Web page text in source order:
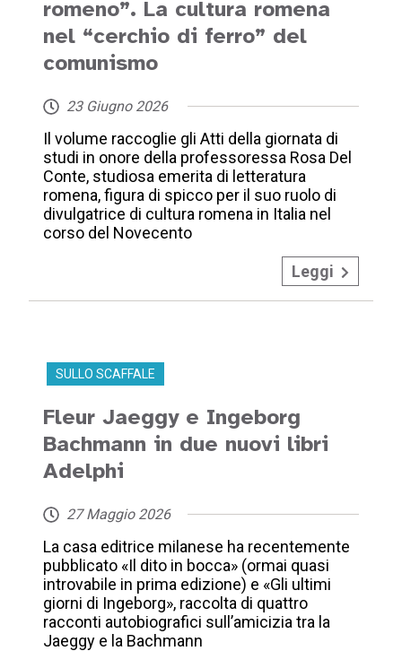
romeno”. La cultura romena
nel “cerchio di ferro” del
comunismo
23 Giugno 2026
Il volume raccoglie gli Atti della giornata di
studi in onore della professoressa Rosa Del
Conte, studiosa emerita di letteratura
romena, figura di spicco per il suo ruolo di
divulgatrice di cultura romena in Italia nel
corso del Novecento
Leggi
SULLO SCAFFALE
Fleur Jaeggy e Ingeborg
Bachmann in due nuovi libri
Adelphi
27 Maggio 2026
La casa editrice milanese ha recentemente
pubblicato «Il dito in bocca» (ormai quasi
introvabile in prima edizione) e «Gli ultimi
giorni di Ingeborg», raccolta di quattro
racconti autobiografici sull’amicizia tra la
Jaeggy e la Bachmann